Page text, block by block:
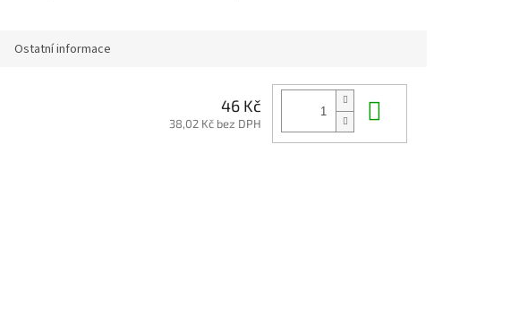
Ostatní informace
46 Kč
38,02 Kč bez DPH